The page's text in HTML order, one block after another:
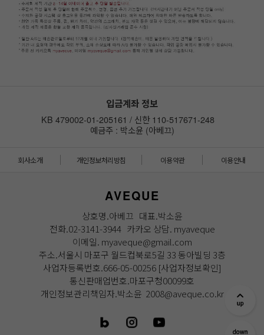
입금계좌 정보
KB 479002-01-205161 / 신한 110-517671-248
예금주 : 박소윤 (아베끄)
회사소개 개인정보처리방침 이용약관 이용안내
AVEQUE
상호명.아베끄 대표.박소윤
전화.02-3141-3944 카카오 상담. myaveque
이메일. myaveque@gmail.com
주소.서울시 마포구 월드컵북로5길 33 동아빌딩 3층
사업자등록번호.666-05-00256 [사업자정보확인]
통신판매업번호.마포구청00099호
개인정보관리책임자.박소윤 2008@aveque.co.kr